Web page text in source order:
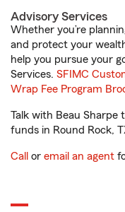
Advisory Services
Whether you’re
and protect your
help you pursue your
Services. SFIMC
Wrap Fee Program
Talk with Beau Sharpe
funds in Round Rock,
Call or email an agent